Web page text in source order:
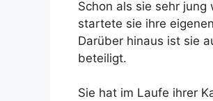
Schon als sie sehr
startete sie ihre
Darüber hinaus ist sie
beteiligt.
Sie hat im Laufe ihrer